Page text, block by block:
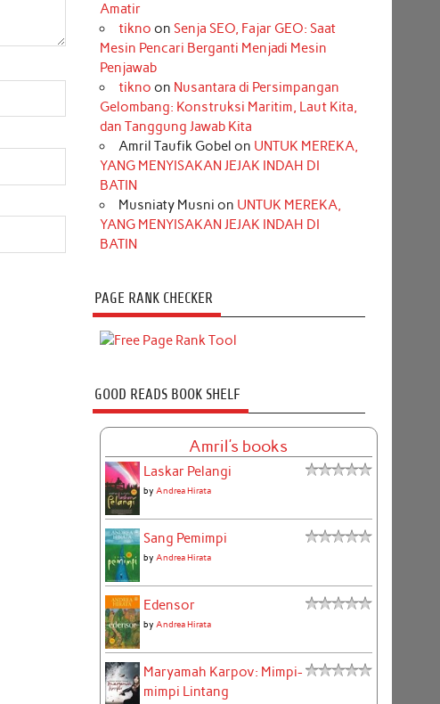
Amatir
tikno on Senja SEO, Fajar GEO: Saat
Mesin Pencari Berganti Menjadi Mesin
Penjawab
tikno on Nusantara di Persimpangan
Gelombang: Konstruksi Maritim, Laut Kita,
dan Tanggung Jawab Kita
Amril Taufik Gobel on UNTUK MEREKA,
YANG MENYISAKAN JEJAK INDAH DI
BATIN
Musniaty Musni on UNTUK MEREKA,
YANG MENYISAKAN JEJAK INDAH DI
BATIN
PAGE RANK CHECKER
GOOD READS BOOK SHELF
Amril's books
Laskar Pelangi
by Andrea Hirata
Sang Pemimpi
by Andrea Hirata
Edensor
by Andrea Hirata
Maryamah Karpov: Mimpi-
mimpi Lintang